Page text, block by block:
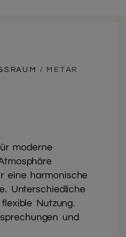
/ METAR
moderne
eine harmonische
Unterschiedliche
Nutzung.
und